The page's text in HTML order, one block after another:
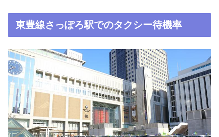
東豊線さっぽろ駅でのタクシー待機率